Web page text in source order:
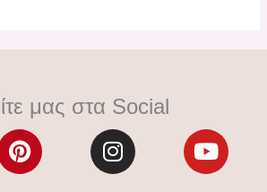
μας στα Social
P
i
I
n
Y
o